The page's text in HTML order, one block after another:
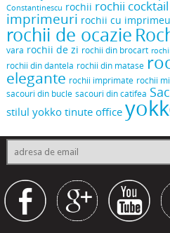
Constantinescu rochii rochii cocktail
imprimeuri rochii cu
rochii de ocazie
vara rochii de zi rochii din brocart
rochii din dantela rochii din matase
elegante rochii imprimate rochii
sacouri din bucle sacouri din catifea
stilul yokko tinute office